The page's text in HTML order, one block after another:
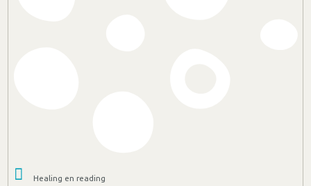
Healing en reading